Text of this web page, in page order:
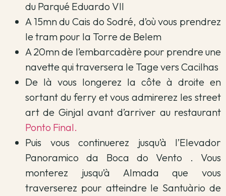
du Parqué Eduardo VII
A 15mn du Cais do Sodré, d’où vous prendrez
le tram pour la Torre de Belem
A 20mn de l’embarcadère pour prendre une
navette qui traversera le Tage vers Cacilhas
De là vous longerez la côte à droite en
sortant du ferry et vous admirerez les street
art de Ginjal avant d’arriver au restaurant
Ponto Final.
Puis vous continuerez jusqu’à l’Elevador
Panoramico da Boca do Vento . Vous
monterez jusqu’à Almada que vous
traverserez pour atteindre le Santuàrio de